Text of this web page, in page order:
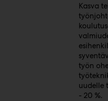
Kasva
työn
uudelle
- 20 %.